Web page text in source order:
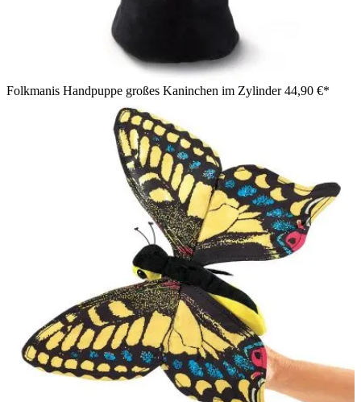
Folkmanis Handpuppe großes Kaninchen im Zylinder44,90 €*